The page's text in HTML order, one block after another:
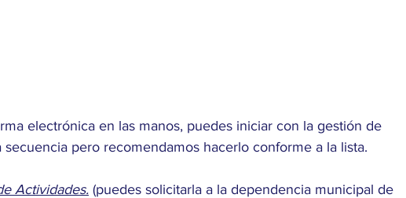
electrónica en las manos, puedes iniciar con la gestión de
pero recomendamos hacerlo conforme a la lista.
Actividades. (puedes solicitarla a la dependencia municipal de